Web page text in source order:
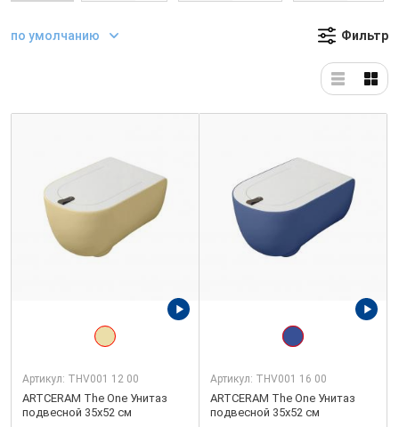
по умолчанию Фильтр
Артикул: THV001 12 00
ARTCERAM The One Унитаз
подвесной 35х52 см
Артикул: THV001 16 00
ARTCERAM The One Унитаз
подвесной 35х52 см